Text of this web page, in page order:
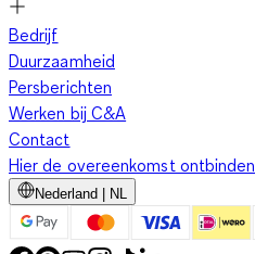
Bedrijf
Duurzaamheid
Persberichten
Werken bij C&A
Contact
Hier de overeenkomst ontbinden
Nederland | NL